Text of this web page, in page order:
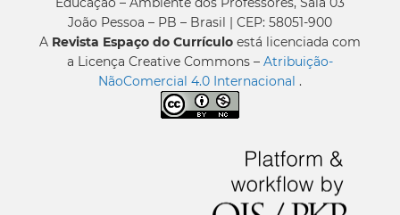
João Pessoa – PB – Brasil | CEP: 58051-900
A Revista Espaço do Currículo está licenciada com
a Licença Creative Commons – Atribuição-
NãoComercial 4.0 Internacional .